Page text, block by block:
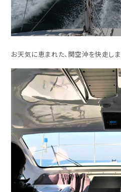
お天気に恵まれた、関空沖を快走しま